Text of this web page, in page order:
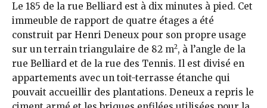
Le 185 de la rue Belliard est à dix minutes à pied. Cet
immeuble de rapport de quatre étages a été
construit par Henri Deneux pour son propre usage
sur un terrain triangulaire de 82 m2, à l’angle de la
rue Belliard et de la rue des Tennis. Il est divisé en
appartements avec un toit-terrasse étanche qui
pouvait accueillir des plantations. Deneux a repris le